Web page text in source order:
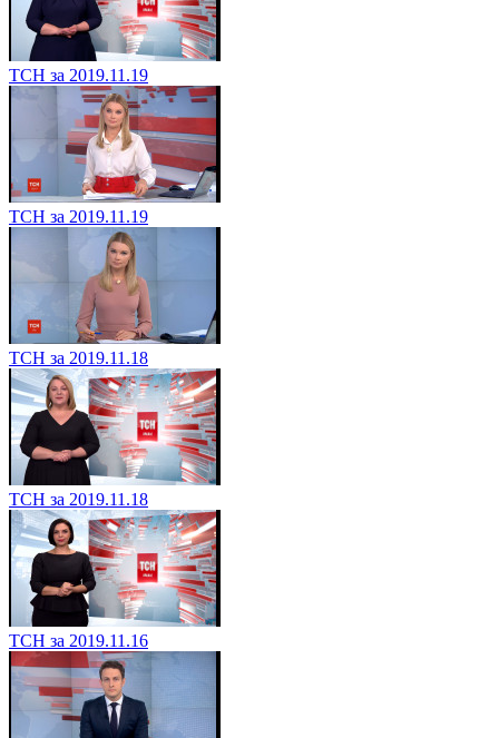
ТСН за 2019.11.19
ТСН за 2019.11.19
ТСН за 2019.11.18
ТСН за 2019.11.18
ТСН за 2019.11.16